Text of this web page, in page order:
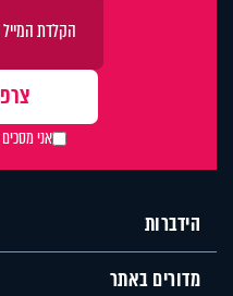
אני מסכים
הידברות
מדורים באתר